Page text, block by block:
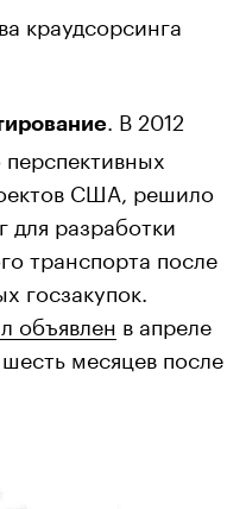
краудсорсинга
. В 2012
перспективных
США, решило
для разработки
транспорта после
госзакупок.
объявлен в апреле
месяцев после